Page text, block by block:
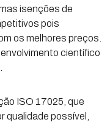
isenções de
pois
os melhores preços.
científico
ISO 17025, que
qualidade possível,